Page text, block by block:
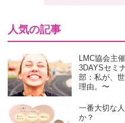
人気の記事
LMC協会主
3DAYSセミ
部：私が、
理由。〜
一番大切な
か？